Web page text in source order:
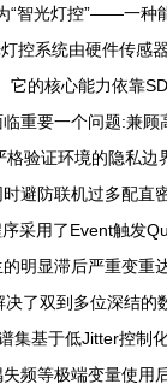
“智光灯控”——一
系统由硬件传感
的核心能力依靠
要一个问题:兼
验证环境的隐私
避防联机过多配
采用了Event触发
明显滞后严重变
了双到多位深结
基于低Jitter控
频等极端变量使